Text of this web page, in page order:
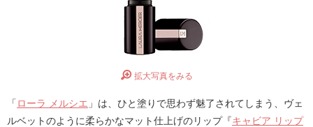
拡大写真をみる
「 ローラ メルシエ 」は、ひと塗りで思わず魅了されてしまう、ヴェ
ルベットのように柔らかなマット仕上げのリップ『キャビア リップ